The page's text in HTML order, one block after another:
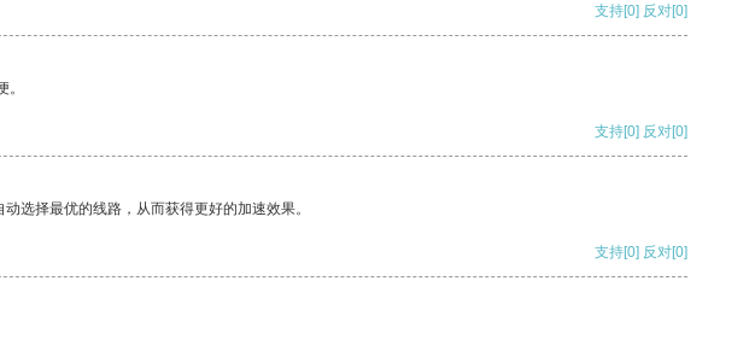
支持[0] 反对[0]
支持[0] 反对[0]
选择最优的线路，从而获得更好的加速效果。
支持[0] 反对[0]